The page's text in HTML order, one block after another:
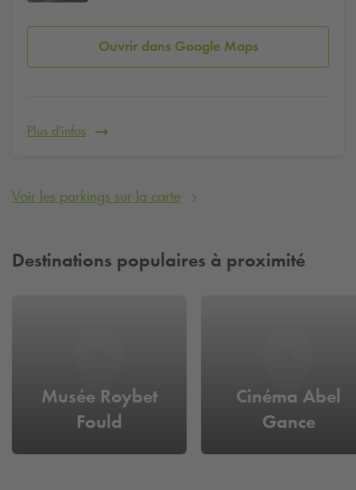
Ouvrir dans Google Maps
Plus d'infos
Voir les parkings sur la carte
Destinations populaires à proximité
Musée Roybet
Fould
Cinéma Abel
Gance